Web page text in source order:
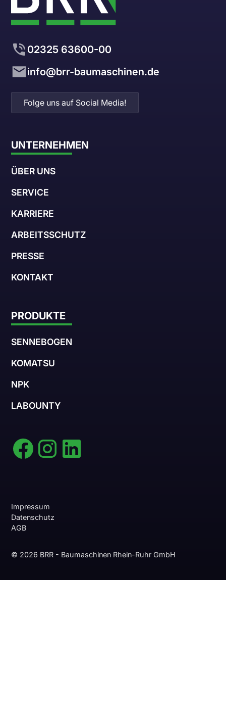
02325 63600-00
info@brr-baumaschinen.de
Folge uns auf Social Media!
UNTERNEHMEN
ÜBER UNS
SERVICE
KARRIERE
ARBEITSSCHUTZ
PRESSE
KONTAKT
PRODUKTE
SENNEBOGEN
KOMATSU
NPK
LABOUNTY
© 2026 BRR - Baumaschinen Rhein-Ruhr GmbH
Impressum
Datenschutz
AGB